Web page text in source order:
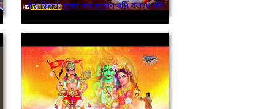
तेरा कितना सुन्दर नाम हनुमान बलि बजरंग बलि